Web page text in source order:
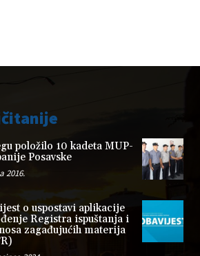
položilo 10 kadeta MUP-
Posavske
2016.
o uspostavi aplikacije
Registra ispuštanja i
zagađujućih materija